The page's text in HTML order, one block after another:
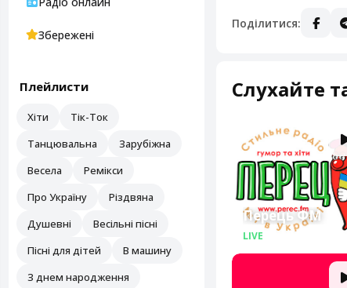
Збережені
Плейлисти
Хіти
Тік-Ток
Танцювальна
Зарубіжна
Весела
Ремікси
Про Україну
Різдвяна
Душевні
Весільні пісні
Пісні для дітей
В машину
З днем народження
Поділитися:
Слухайте
Перець ФМ
LIVE